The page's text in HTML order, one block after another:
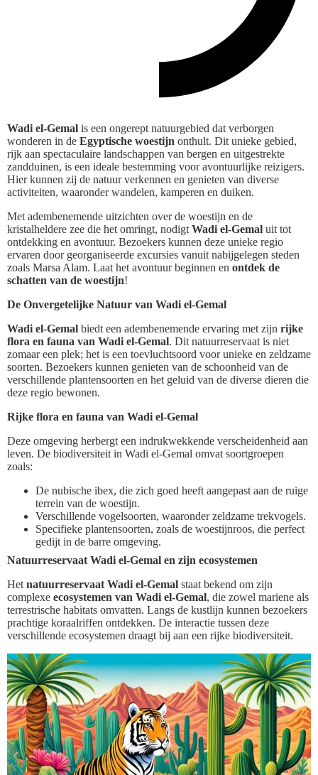
Wadi el-Gemal is een ongerept natuurgebied dat verborgen
wonderen in de Egyptische woestijn onthult. Dit unieke gebied,
rijk aan spectaculaire landschappen van bergen en uitgestrekte
zandduinen, is een ideale bestemming voor avontuurlijke reizigers.
Hier kunnen zij de natuur verkennen en genieten van diverse
activiteiten, waaronder wandelen, kamperen en duiken.
Met adembenemende uitzichten over de woestijn en de
kristalheldere zee die het omringt, nodigt Wadi el-Gemal uit tot
ontdekking en avontuur. Bezoekers kunnen deze unieke regio
ervaren door georganiseerde excursies vanuit nabijgelegen steden
zoals Marsa Alam. Laat het avontuur beginnen en ontdek de
schatten van de woestijn!
De Onvergetelijke Natuur van Wadi el-Gemal
Wadi el-Gemal biedt een adembenemende ervaring met zijn rijke
flora en fauna van Wadi el-Gemal. Dit natuurreservaat is niet
zomaar een plek; het is een toevluchtsoord voor unieke en zeldzame
soorten. Bezoekers kunnen genieten van de schoonheid van de
verschillende plantensoorten en het geluid van de diverse dieren die
deze regio bewonen.
Rijke flora en fauna van Wadi el-Gemal
Deze omgeving herbergt een indrukwekkende verscheidenheid aan
leven. De biodiversiteit in Wadi el-Gemal omvat soortgroepen
zoals:
De nubische ibex, die zich goed heeft aangepast aan de ruige
terrein van de woestijn.
Verschillende vogelsoorten, waaronder zeldzame trekvogels.
Specifieke plantensoorten, zoals de woestijnroos, die perfect
gedijt in de barre omgeving.
Natuurreservaat Wadi el-Gemal en zijn ecosystemen
Het natuurreservaat Wadi el-Gemal staat bekend om zijn
complexe ecosystemen van Wadi el-Gemal, die zowel mariene als
terrestrische habitats omvatten. Langs de kustlijn kunnen bezoekers
prachtige koraalriffen ontdekken. De interactie tussen deze
verschillende ecosystemen draagt bij aan een rijke biodiversiteit.